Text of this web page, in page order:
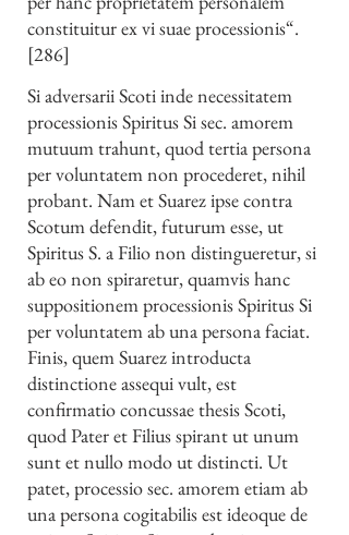
constituitur ex vi suae processionis“.
[286]
Si adversarii Scoti inde necessitatem
processionis Spiritus Si sec. amorem
mutuum trahunt, quod tertia persona
per voluntatem non procederet, nihil
probant. Nam et Suarez ipse contra
Scotum defendit, futurum esse, ut
Spiritus S. a Filio non distingueretur, si
ab eo non spiraretur, quamvis hanc
suppositionem processionis Spiritus Si
per voluntatem ab una persona faciat.
Finis, quem Suarez introducta
distinctione assequi vult, est
confirmatio concussae thesis Scoti,
quod Pater et Filius spirant ut unum
sunt et nullo modo ut distincti. Ut
patet, processio sec. amorem etiam ab
una persona cogitabilis est ideoque de